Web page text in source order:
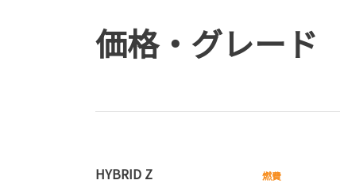
価格・グレード
HYBRID Z 燃費